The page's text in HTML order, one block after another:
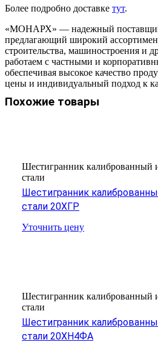
Более подробно доставке тут.
«МОНАРХ» — надежный поставщик
предлагающий широкий
строительства, машиностроения и
работаем с частными и
обеспечивая высокое качество
цены и индивидуальный подход к
Похожие товары
Шестигранник калиброванный
стали
Шестигранник
стали 20ХГР
Уточнить цену
Шестигранник калиброванный
стали
Шестигранник
стали 20ХН4ФА